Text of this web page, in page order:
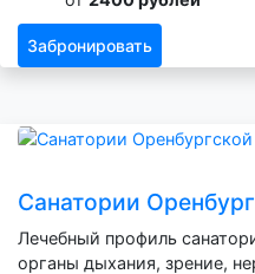
Забронировать
Санатории
Лечебный профиль
органы дыхания, зрение,